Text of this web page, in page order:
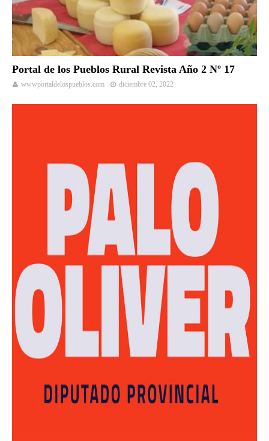
Portal de los Pueblos Rural Revista Año 2 Nº 17
wwwportaldelospueblos.com diciembre 02, 2022